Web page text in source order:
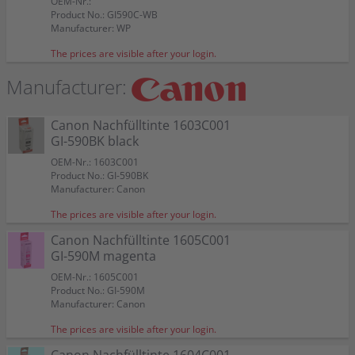
4 Kompatible Nachfülltinten ersetzt Canon GI-590
Multipack KCMY
GI-590
Color:
Capacity:
Content in ml: 350
GI-590BK
Color:
Capacity:
Content in ml: 140
GI-590Y
Color:
Capacity:
Content in ml: 70
GI-590M
Color:
Capacity:
Content in ml: 70
Product No.: GI590C-WB
Manufacturer: WP
The prices are visible after your login.
GI-590C
Color:
Capacity:
Content in ml: 70
Manufacturer:
Canon Nachfülltinte 1603C001
GI-590BK black
OEM-Nr.: 1603C001
Product No.: GI-590BK
Manufacturer: Canon
The prices are visible after your login.
Color:
Suitable for:
Pixma G 1500
Capacity:
Canon Nachfülltinte 1605C001
GI-590M magenta
OEM-Nr.: 1605C001
Product No.: GI-590M
Manufacturer: Canon
The prices are visible after your login.
Color:
Suitable for:
Pixma G 1500
Capacity:
Color:
Suitable for:
Pixma G 1500
Capacity:
Color:
Suitable for:
Pixma G 1500
Capacity: